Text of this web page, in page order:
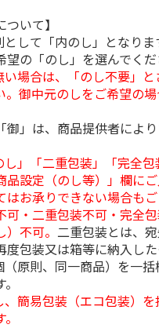
いて】
して「内のし」となり
の「のし」を選んでくだ
場合は、「のし不要」
。御中元のしをご希望の
」は、商品提供者によ
し」「二重包装」「完全
設定（のし等）」欄にご
お承りできない場合もご
可・二重包装不可・完全
不可。 二重包装とは、
包装又は箱等に納入した
原則、同一商品）を一
簡易包装（エコ包装）